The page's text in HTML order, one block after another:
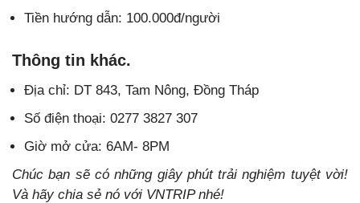
Tiền hướng dẫn: 100.000đ/người
Thông tin khác.
Địa chỉ: DT 843, Tam Nông, Đồng Tháp
Số điện thoại: 0277 3827 307
Giờ mở cửa: 6AM- 8PM
Chúc bạn sẽ có những giây phút trải nghiệm tuyệt vời!
Và hãy chia sẻ nó với VNTRIP nhé!